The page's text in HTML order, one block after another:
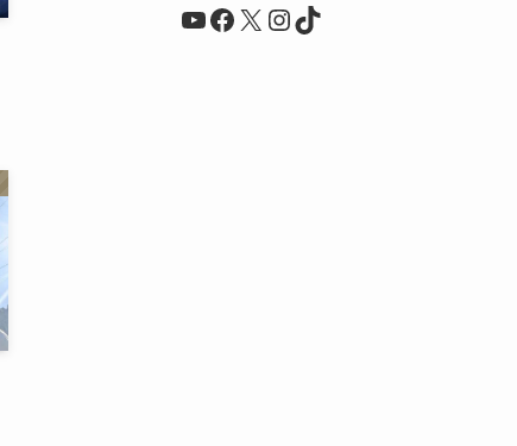
YouTube
Facebook
X Instagram
TikTok